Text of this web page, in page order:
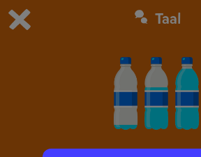
Dit is de gratis demo van
Bestel nu
1
Taal